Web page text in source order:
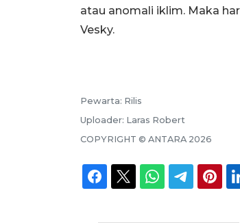
atau anomali iklim. Maka
Vesky.
Pewarta: Rilis
Uploader: Laras Robert
COPYRIGHT © ANTARA 2026